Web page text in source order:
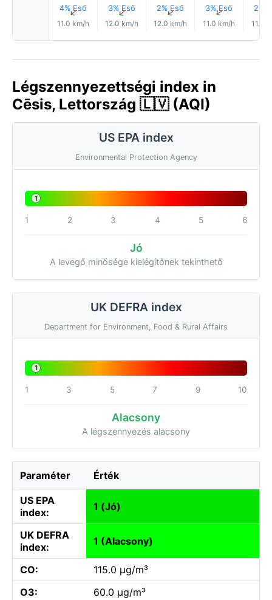
4% Eső
↑
11.0 km/h
3% Eső
↑
12.0 km/h
2% Eső
↑
12.0 km/h
3% Eső
↑
11.0 km/h
2%
11.0
Légszennyezettségi index in
Cēsis, Lettország 🇱🇻 (AQI)
US EPA index
Environmental Protection Agency
1
1 2 3 4 5 6
Jó
A levegő minősége kielégítőnek tekinthető
UK DEFRA index
Department for Environment, Food & Rural Affairs
1
1 3 5 7 9 10
Alacsony
A légszennyezés alacsony
Paraméter Érték
US EPA
index:
1 (Jó)
UK DEFRA
index:
1 (Alacsony)
CO:
115.0 µg/m³
O3:
60.0 µg/m³